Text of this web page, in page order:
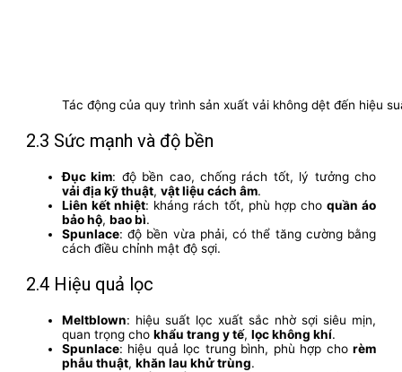
Tác động của quy trình sản xuất vải không dệt đến hiệu
2.3 Sức mạnh và độ bền
Đục kim: độ bền cao, chống rách tốt, lý tưởng cho
vải địa kỹ thuật,vật liệu cách âm.
Liên kết nhiệt: kháng rách tốt, phù hợp cho quần áo
bảo hộ,bao bì.
Spunlace: độ bền vừa phải, có thể tăng cường bằng
cách điều chỉnh mật độ sợi.
2.4 Hiệu quả lọc
Meltblown: hiệu suất lọc xuất sắc nhờ sợi siêu mịn,
quan trọng chokhẩu trang y tế,lọc không khí.
Spunlace: hiệu quả lọc trung bình, phù hợp cho rèm
phẫu thuật,khăn lau khử trùng.